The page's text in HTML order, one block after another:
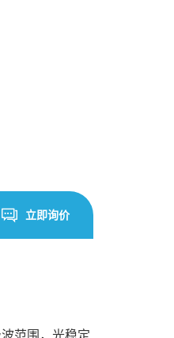
立即询价
范围，光稳定